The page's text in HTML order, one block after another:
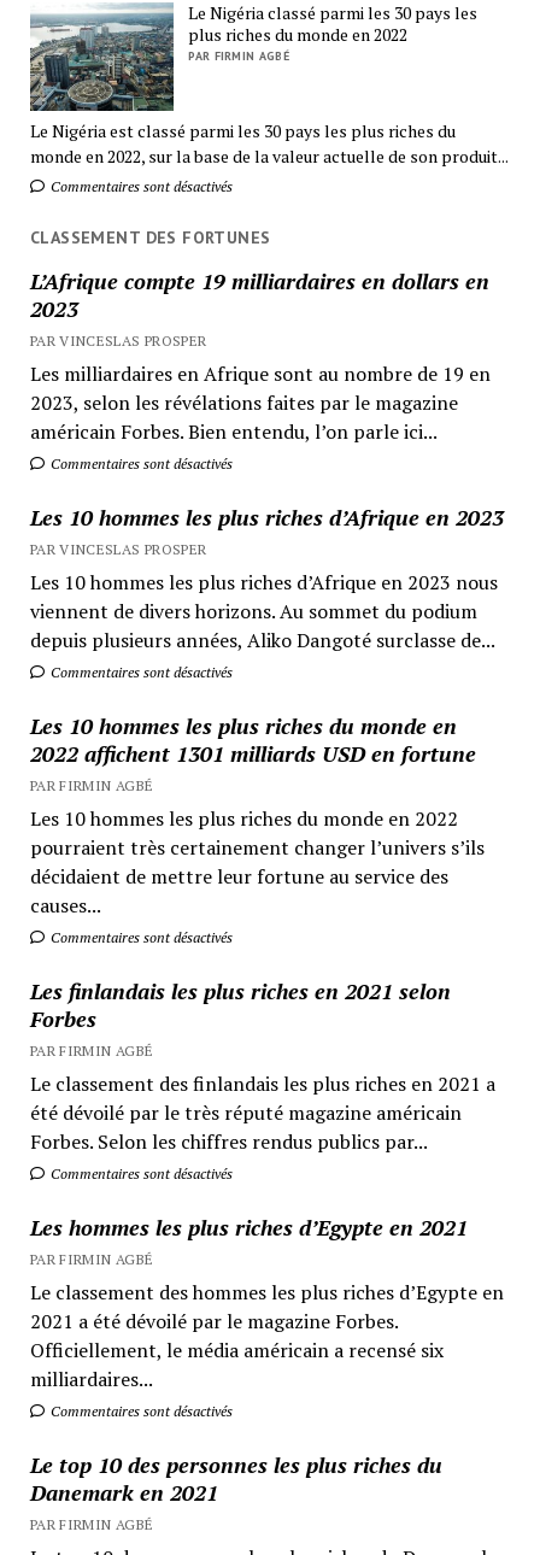
Le Nigéria classé parmi les 30 pays les
plus riches du monde en 2022
PAR FIRMIN AGBÉ
Le Nigéria est classé parmi les 30 pays les plus riches du
monde en 2022, sur la base de la valeur actuelle de son produit...
Commentaires sont désactivés
CLASSEMENT DES FORTUNES
L’Afrique compte 19 milliardaires en dollars en
2023
PAR VINCESLAS PROSPER
Les milliardaires en Afrique sont au nombre de 19 en
2023, selon les révélations faites par le magazine
américain Forbes. Bien entendu, l’on parle ici...
Commentaires sont désactivés
Les 10 hommes les plus riches d’Afrique en 2023
PAR VINCESLAS PROSPER
Les 10 hommes les plus riches d’Afrique en 2023 nous
viennent de divers horizons. Au sommet du podium
depuis plusieurs années, Aliko Dangoté surclasse de...
Commentaires sont désactivés
Les 10 hommes les plus riches du monde en
2022 affichent 1301 milliards USD en fortune
PAR FIRMIN AGBÉ
Les 10 hommes les plus riches du monde en 2022
pourraient très certainement changer l’univers s’ils
décidaient de mettre leur fortune au service des
causes...
Commentaires sont désactivés
Les finlandais les plus riches en 2021 selon
Forbes
PAR FIRMIN AGBÉ
Le classement des finlandais les plus riches en 2021 a
été dévoilé par le très réputé magazine américain
Forbes. Selon les chiffres rendus publics par...
Commentaires sont désactivés
Les hommes les plus riches d’Egypte en 2021
PAR FIRMIN AGBÉ
Le classement des hommes les plus riches d’Egypte en
2021 a été dévoilé par le magazine Forbes.
Officiellement, le média américain a recensé six
milliardaires...
Commentaires sont désactivés
Le top 10 des personnes les plus riches du
Danemark en 2021
PAR FIRMIN AGBÉ